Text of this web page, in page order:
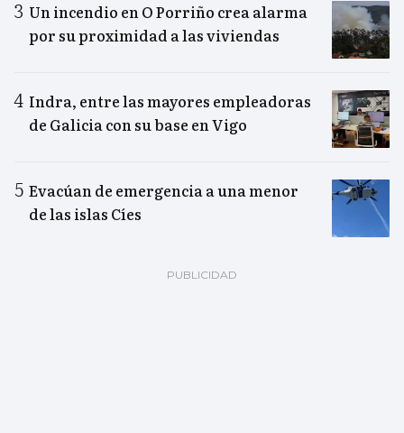
Un incendio en O Porriño crea alarma
por su proximidad a las viviendas
Indra, entre las mayores empleadoras
de Galicia con su base en Vigo
Evacúan de emergencia a una menor
de las islas Cíes